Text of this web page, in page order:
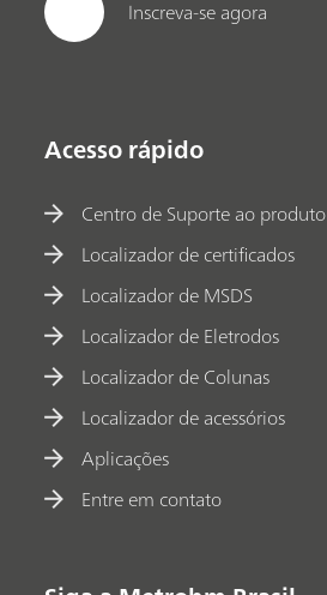
Inscreva-se agora
Acesso rápido
Centro de Suporte ao produto
Localizador de certificados
Localizador de MSDS
Localizador de Eletrodos
Localizador de Colunas
Localizador de acessórios
Aplicações
Entre em contato